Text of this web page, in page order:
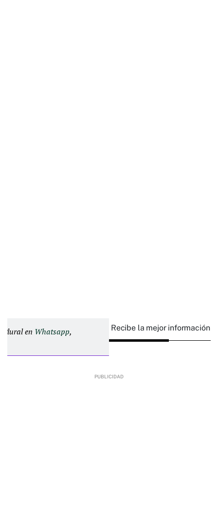
Plural en Whatsapp, Recibe la mejor información